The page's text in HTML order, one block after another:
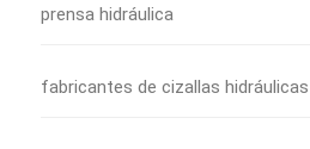
prensa hidráulica
fabricantes de cizallas